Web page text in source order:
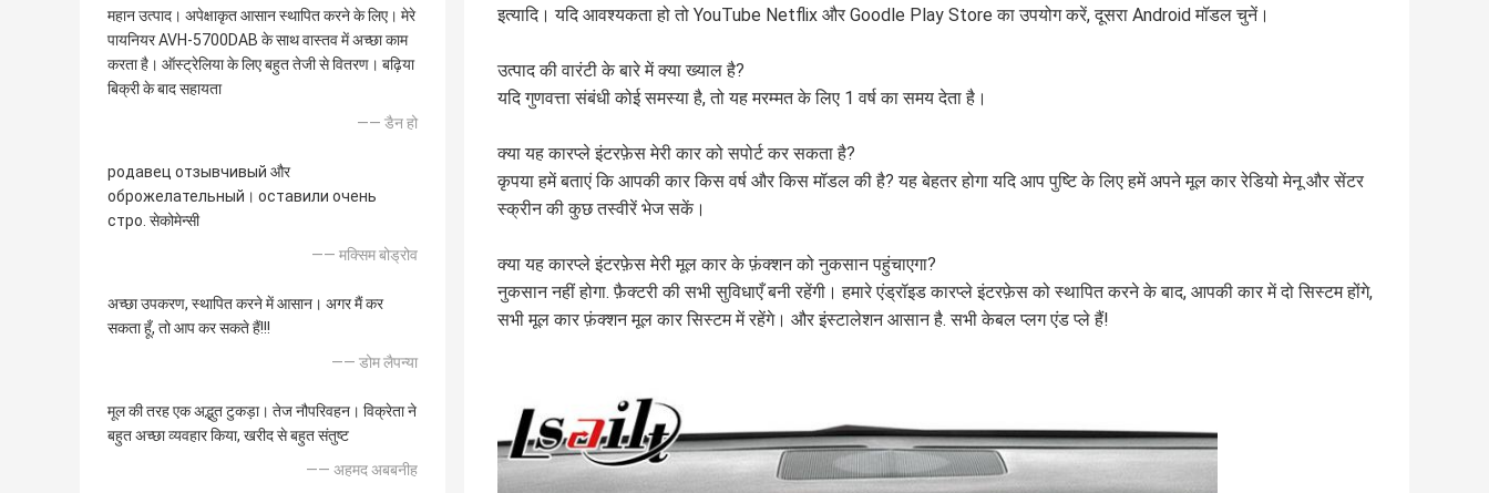
महान उत्पाद। अपेक्षाकृत आसान स्थापित करने के लिए। मेरे
पायनियर AVH-5700DAB के साथ वास्तव में अच्छा काम
करता है। ऑस्ट्रेलिया के लिए बहुत तेजी से वितरण। बढ़िया
बिक्री के बाद सहायता
—— डैन हो
родавец отзывчивый और
оброжелательный। оставили очень
стро. सेकोमेन्सी
—— मक्सिम बोड्रोव
अच्छा उपकरण, स्थापित करने में आसान। अगर मैं कर
सकता हूँ, तो आप कर सकते हैं!!!
—— डोम लैपन्या
मूल की तरह एक अद्भुत टुकड़ा। तेज नौपरिवहन। विक्रेता ने
बहुत अच्छा व्यवहार किया, खरीद से बहुत संतुष्ट
—— अहमद अबबनीह
इत्यादि। यदि आवश्यकता हो तो YouTube Netflix और Goodle Play Store का उपयोग करें, दूसरा Android मॉडल चुनें।
उत्पाद की वारंटी के बारे में क्या ख्याल है?
यदि गुणवत्ता संबंधी कोई समस्या है, तो यह मरम्मत के लिए 1 वर्ष का समय देता है।
क्या यह कारप्ले इंटरफ़ेस मेरी कार को सपोर्ट कर सकता है?
कृपया हमें बताएं कि आपकी कार किस वर्ष और किस मॉडल की है? यह बेहतर होगा यदि आप पुष्टि के लिए हमें अपने मूल कार रेडियो मेनू और सेंटर
स्क्रीन की कुछ तस्वीरें भेज सकें।
क्या यह कारप्ले इंटरफ़ेस मेरी मूल कार के फ़ंक्शन को नुकसान पहुंचाएगा?
नुकसान नहीं होगा. फ़ैक्टरी की सभी सुविधाएँ बनी रहेंगी। हमारे एंड्रॉइड कारप्ले इंटरफ़ेस को स्थापित करने के बाद, आपकी कार में दो सिस्टम होंगे,
सभी मूल कार फ़ंक्शन मूल कार सिस्टम में रहेंगे। और इंस्टालेशन आसान है. सभी केबल प्लग एंड प्ले हैं!